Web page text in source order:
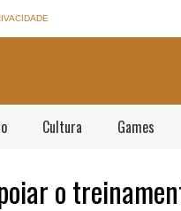
Cultura Games
o